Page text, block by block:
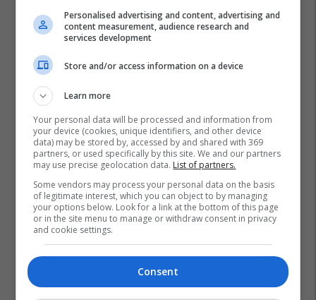
Mitrovica Lokale
Mitrovica
Personalised advertising and content, advertising and
content measurement, audience research and
services development
Store and/or access information on a device
Learn more
Your personal data will be processed and information from
your device (cookies, unique identifiers, and other device
data) may be stored by, accessed by and shared with 369
partners, or used specifically by this site. We and our partners
may use precise geolocation data. List of partners.
Some vendors may process your personal data on the basis
of legitimate interest, which you can object to by managing
your options below. Look for a link at the bottom of this page
or in the site menu to manage or withdraw consent in privacy
and cookie settings.
Consent